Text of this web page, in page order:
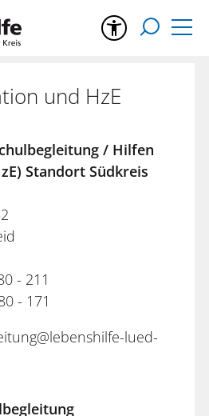
und HzE
/ Hilfen
Standort Südkreis
- 211
- 171
lued-